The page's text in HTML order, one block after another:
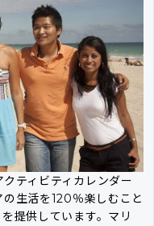
ティビティカレンダー
生活を120％楽しむこと
提供しています。マリ